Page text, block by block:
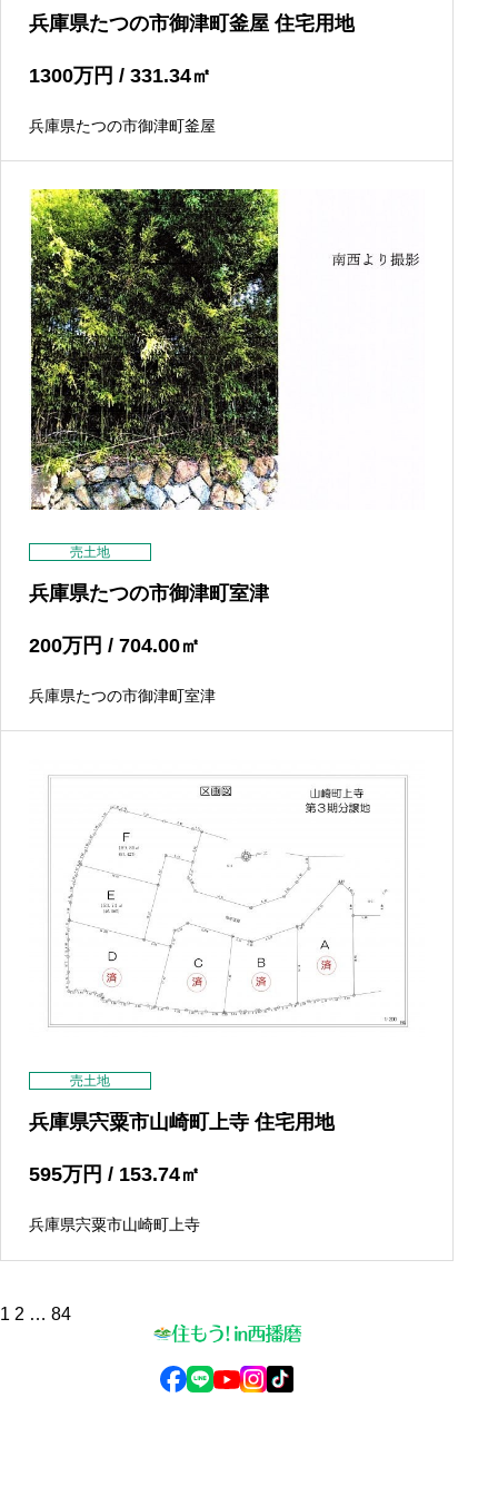
兵庫県たつの市御津町釜屋 住宅用地
1300万円 / 331.34㎡
兵庫県たつの市御津町釜屋
売土地
兵庫県たつの市御津町室津
200万円 / 704.00㎡
兵庫県たつの市御津町室津
売土地
兵庫県宍粟市山崎町上寺 住宅用地
595万円 / 153.74㎡
兵庫県宍粟市山崎町上寺
投
1 2 … 84